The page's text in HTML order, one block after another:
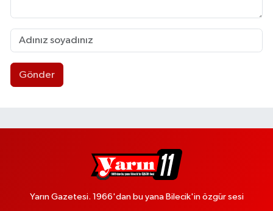
Gönder
Yarın Gazetesi. 1966'dan bu yana Bilecik'in özgür sesi